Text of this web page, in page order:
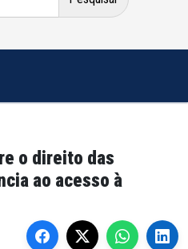
o direito das
ao acesso à